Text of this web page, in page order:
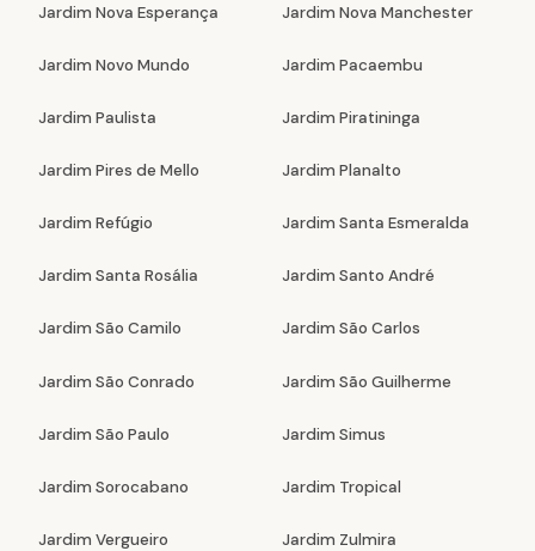
Jardim Nova Esperança Jardim Nova Manchester
Jardim Novo Mundo Jardim Pacaembu
Jardim Paulista Jardim Piratininga
Jardim Pires de Mello Jardim Planalto
Jardim Refúgio Jardim Santa Esmeralda
Jardim Santa Rosália Jardim Santo André
Jardim São Camilo Jardim São Carlos
Jardim São Conrado Jardim São Guilherme
Jardim São Paulo Jardim Simus
Jardim Sorocabano Jardim Tropical
Jardim Vergueiro Jardim Zulmira